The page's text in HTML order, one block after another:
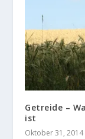
Getreide –
ist
Oktober 31, 2014